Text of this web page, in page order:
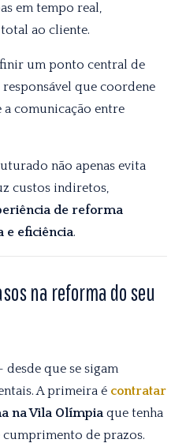
em tempo real,
ao cliente.
um ponto central de
que coordene
comunicação entre
não apenas evita
custos indiretos,
de reforma
e eficiência.
na reforma do seu
que se sigam
A primeira é contratar
na Vila Olímpia que tenha
de prazos.